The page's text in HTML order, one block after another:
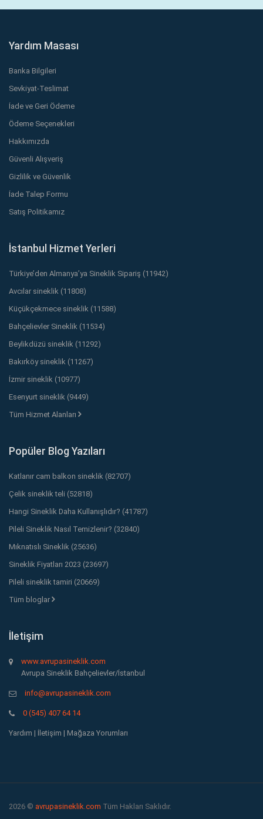
Yardım Masası
Banka Bilgileri
Sevkiyat-Teslimat
İade ve Geri Ödeme
Ödeme Seçenekleri
Hakkımızda
Güvenli Alışveriş
Gizlilik ve Güvenlik
İade Talep Formu
Satış Politikamız
İstanbul Hizmet Yerleri
Türkiye’den Almanya’ya Sineklik Sipariş (11942)
Avcılar sineklik (11808)
Küçükçekmece sineklik (11588)
Bahçelievler Sineklik (11534)
Beylikdüzü sineklik (11292)
Bakırköy sineklik (11267)
İzmir sineklik (10977)
Esenyurt sineklik (9449)
Tüm Hizmet Alanları
Popüler Blog Yazıları
Katlanır cam balkon sineklik (82707)
Çelik sineklik teli (52818)
Hangi Sineklik Daha Kullanışlıdır? (41787)
Pileli Sineklik Nasıl Temizlenir? (32840)
Mıknatıslı Sineklik (25636)
Sineklik Fiyatları 2023 (23697)
Pileli sineklik tamiri (20669)
Tüm bloglar
İletişim
www.avrupasineklik.com
Avrupa Sineklik Bahçelievler/İstanbul
info@avrupasineklik.com
0 (545) 407 64 14
Yardım | İletişim | Mağaza Yorumları
2026 © avrupasineklik.com Tüm Hakları Saklıdır.